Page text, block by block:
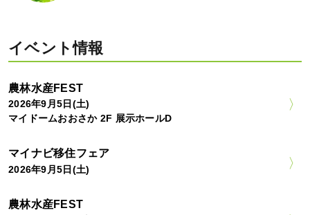
イベント情報
農林水産FEST
2026年9月5日(土)
マイドームおおさか 2F 展示ホールD
マイナビ移住フェア
2026年9月5日(土)
農林水産FEST